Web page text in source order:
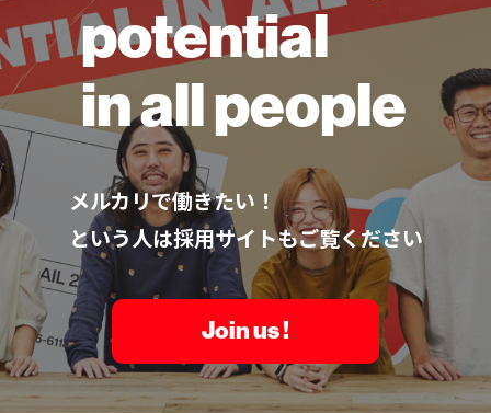
potential
in all people
メルカリで働きたい！
という人は採用サイトもご覧ください
Join us !